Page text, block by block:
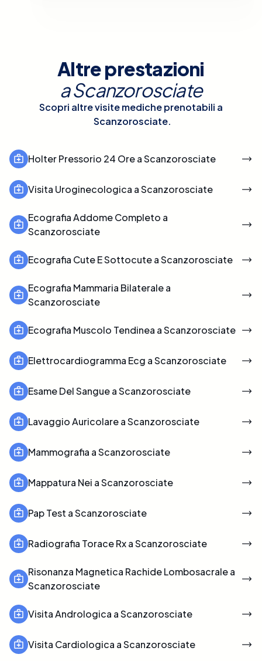
Altre prestazioni
aScanzorosciate
Scopri altre visite mediche prenotabili a
Scanzorosciate.
Holter Pressorio 24 Ore a Scanzorosciate
Visita Uroginecologica a Scanzorosciate
Ecografia Addome Completo a
Scanzorosciate
Ecografia Cute E Sottocute a Scanzorosciate
Ecografia Mammaria Bilaterale a
Scanzorosciate
Ecografia Muscolo Tendinea a Scanzorosciate
Elettrocardiogramma Ecg a Scanzorosciate
Esame Del Sangue a Scanzorosciate
Lavaggio Auricolare a Scanzorosciate
Mammografia a Scanzorosciate
Mappatura Nei a Scanzorosciate
Pap Test a Scanzorosciate
Radiografia Torace Rx a Scanzorosciate
Risonanza Magnetica Rachide Lombosacrale a
Scanzorosciate
Visita Andrologica a Scanzorosciate
Visita Cardiologica a Scanzorosciate